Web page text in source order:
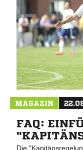
MAGAZIN
FAQ:
Die